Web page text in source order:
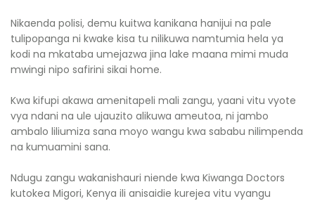
Nikaenda polisi, demu kuitwa kanikana hanijui na pale
tulipopanga ni kwake kisa tu nilikuwa namtumia hela ya
kodi na mkataba umejazwa jina lake maana mimi muda
mwingi nipo safirini sikai home.
Kwa kifupi akawa amenitapeli mali zangu, yaani vitu vyote
vya ndani na ule ujauzito alikuwa ameutoa, ni jambo
ambalo liliumiza sana moyo wangu kwa sababu nilimpenda
na kumuamini sana.
Ndugu zangu wakanishauri niende kwa Kiwanga Doctors
kutokea Migori, Kenya ili anisaidie kurejea vitu vyangu